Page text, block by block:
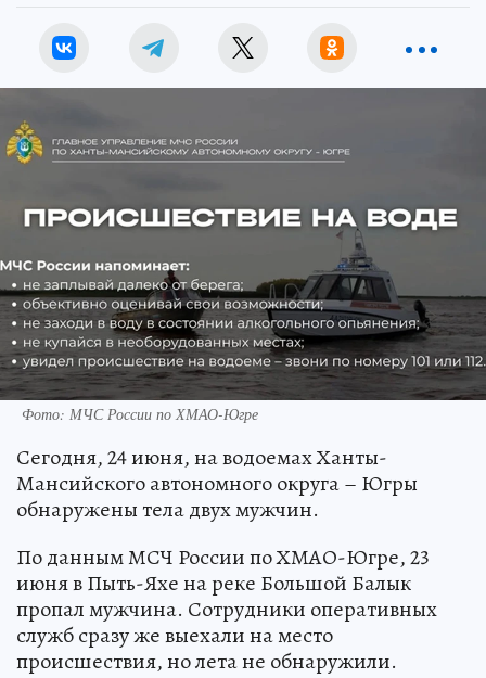
Фото: МЧС России по ХМАО-Югре
Сегодня, 24 июня, на водоемах Ханты-
Мансийского автономного округа – Югры
обнаружены тела двух мужчин.
По данным МСЧ России по ХМАО-Югре, 23
июня в Пыть-Яхе на реке Большой Балык
пропал мужчина. Сотрудники оперативных
служб сразу же выехали на место
происшествия, но лета не обнаружили.